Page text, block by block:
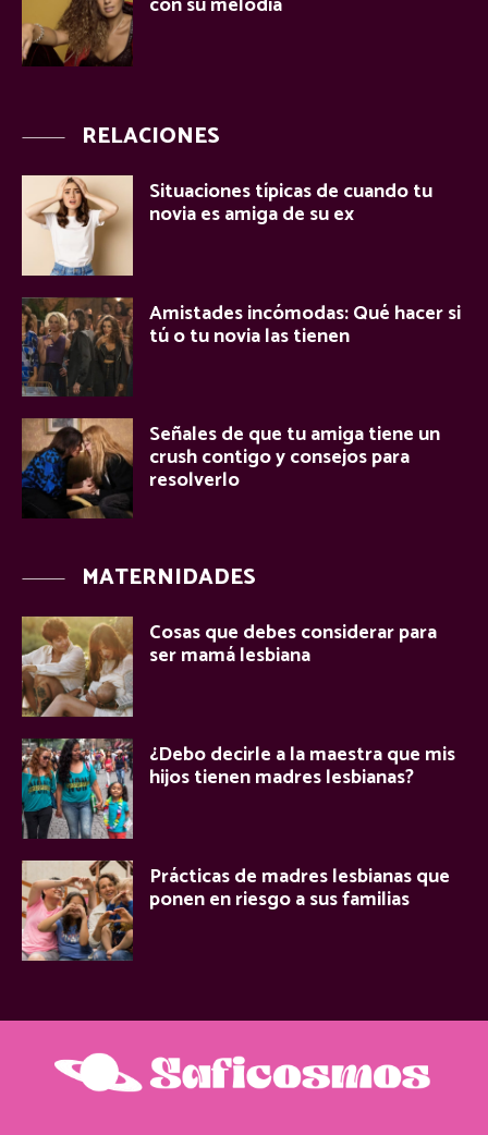
RELACIONES
Situaciones típicas de cuando tu
novia es amiga de su ex
Amistades incómodas: Qué hacer si
tú o tu novia las tienen
Señales de que tu amiga tiene un
crush contigo y consejos para
resolverlo
MATERNIDADES
Cosas que debes considerar para
ser mamá lesbiana
¿Debo decirle a la maestra que mis
hijos tienen madres lesbianas?
Prácticas de madres lesbianas que
ponen en riesgo a sus familias